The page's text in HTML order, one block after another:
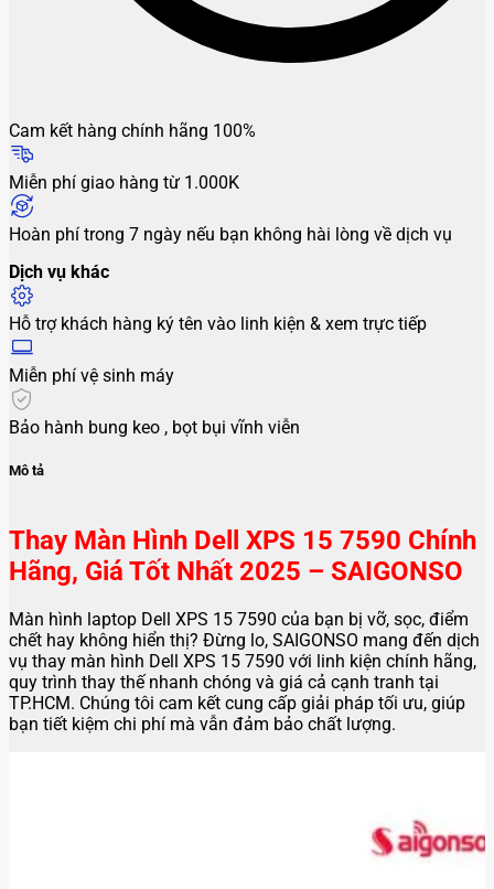
Cam kết hàng chính hãng 100%
Miễn phí giao hàng từ 1.000K
Hoàn phí trong 7 ngày nếu bạn không hài lòng về dịch vụ
Dịch vụ khác
Hỗ trợ khách hàng ký tên vào linh kiện & xem trực tiếp
Miễn phí vệ sinh máy
Bảo hành bung keo , bọt bụi vĩnh viễn
Mô tả
Thay Màn Hình Dell XPS 15 7590 Chính
Hãng, Giá Tốt Nhất 2025 – SAIGONSO
Màn hình laptop Dell XPS 15 7590 của bạn bị vỡ, sọc, điểm
chết hay không hiển thị? Đừng lo, SAIGONSO mang đến dịch
vụ thay màn hình Dell XPS 15 7590 với linh kiện chính hãng,
quy trình thay thế nhanh chóng và giá cả cạnh tranh tại
TP.HCM. Chúng tôi cam kết cung cấp giải pháp tối ưu, giúp
bạn tiết kiệm chi phí mà vẫn đảm bảo chất lượng.